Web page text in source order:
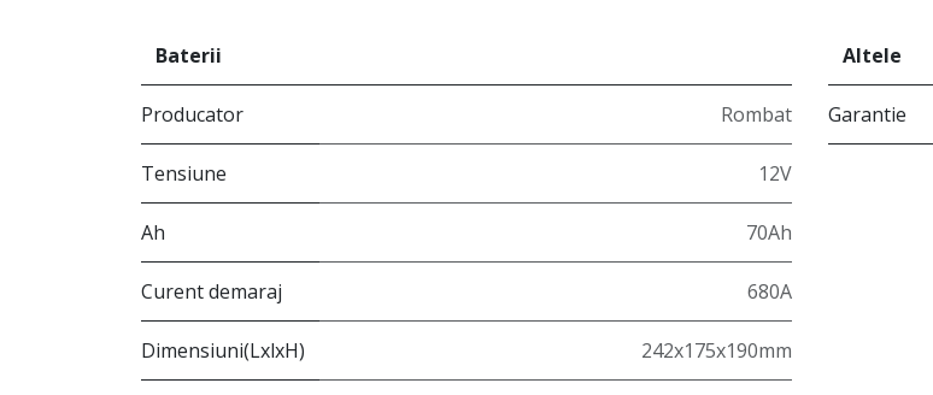
Baterii
Producator Rombat
Tensiune 12V
Ah 70Ah
Curent demaraj 680A
Dimensiuni(LxlxH) 242x175x190mm
Altele
Garantie